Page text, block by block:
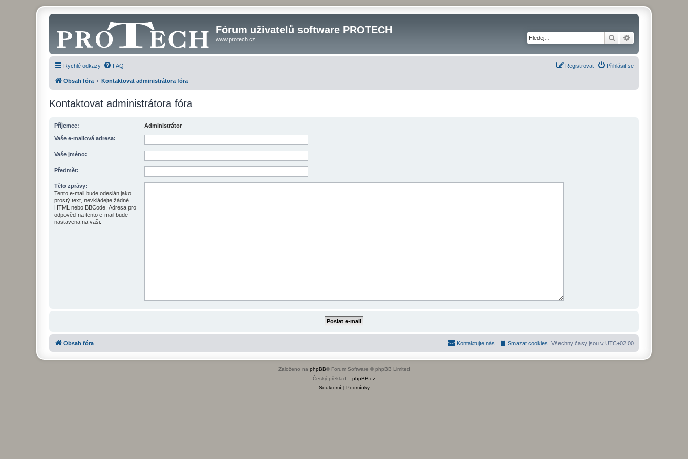
Fórum uživatelů software PROTECH
www.protech.cz Hledat
Rychlé odkazy FAQ Přihlásit se
Registrovat
Obsah fóra Kontaktovat administrátora fóra
Kontaktovat administrátora fóra
Příjemce: Administrátor
Vaše e-mailová adresa:
Vaše jméno:
Předmět:
Tělo zprávy:
Tento e-mail bude odeslán jako
prostý text, nevkládejte žádné
HTML nebo BBCode. Adresa pro
odpověď na tento e-mail bude
nastavena na vaši.
Obsah fóra Všechny časy jsou v UTC+02:00
Smazat cookies
Kontaktujte nás
Založeno na phpBB® Forum Software © phpBB Limited
Český překlad – phpBB.cz
Soukromí| Podmínky